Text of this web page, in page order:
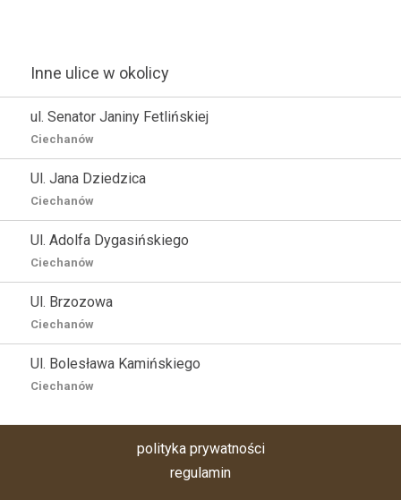
Inne ulice w okolicy
ul. Senator Janiny Fetlińskiej
Ciechanów
Ul. Jana Dziedzica
Ciechanów
Ul. Adolfa Dygasińskiego
Ciechanów
Ul. Brzozowa
Ciechanów
Ul. Bolesława Kamińskiego
Ciechanów
polityka prywatności
regulamin